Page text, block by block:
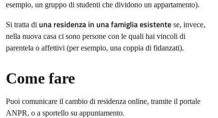
esempio, un gruppo di studenti che dividono un appartamento).
Si tratta di una residenza in una famiglia esistente se, invece,
nella nuova casa ci sono persone con le quali hai vincoli di
parentela o affettivi (per esempio, una coppia di fidanzati).
Come fare
Puoi comunicare il cambio di residenza online, tramite il portale
ANPR, o a sportello su appuntamento.